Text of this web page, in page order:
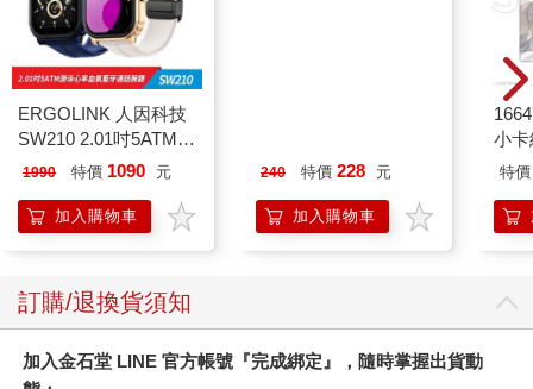
ERGOLINK 人因科技
SW210 2.01吋5ATM游
泳心率血氧藍牙通話腕
1990 特價 1090 元
加入購物車
240 特價 228 元
加入購物車
小卡
特價
訂購/退換貨須知
加入金石堂 LINE 官方帳號『完成綁定』，隨時掌握出貨動